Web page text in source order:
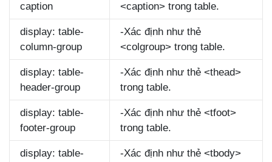
caption
<caption> trong table.
display: table-
column-group
-Xác định như thẻ
<colgroup> trong table.
display: table-
header-group
-Xác định như thẻ <thead>
trong table.
display: table-
footer-group
-Xác định như thẻ <tfoot>
trong table.
display: table-
-Xác định như thẻ <tbody>